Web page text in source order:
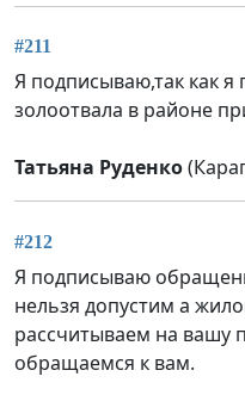
#211
Я подписываю,так как я
золоотвала в районе
Татьяна Руденко
#212
Я подписываю
нельзя допустим а
рассчитываем на вашу
обращаемся к вам.